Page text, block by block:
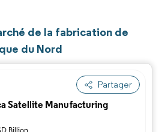
de la fabrication de
du Nord
Partager